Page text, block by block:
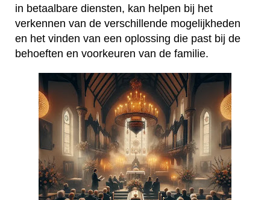
in betaalbare diensten, kan helpen bij het
verkennen van de verschillende mogelijkheden
en het vinden van een oplossing die past bij de
behoeften en voorkeuren van de familie.